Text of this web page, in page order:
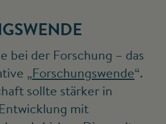
bei der Forschung – das
„Forschungswende“.
sollte stärker in
mit